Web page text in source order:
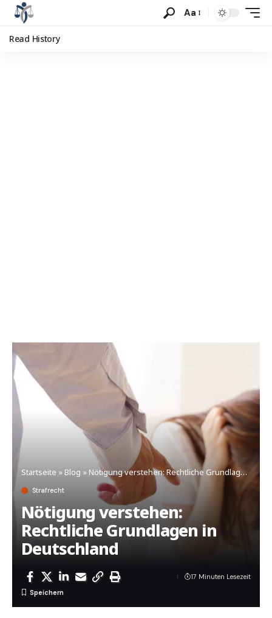
Aa
Read History
Startseite » Blog » Nötigung verstehen: Rechtliche Grundlagen in Deutschland
Strafrecht
Nötigung verstehen:
Rechtliche Grundlagen in
Deutschland
17 Minuten Lesezeit